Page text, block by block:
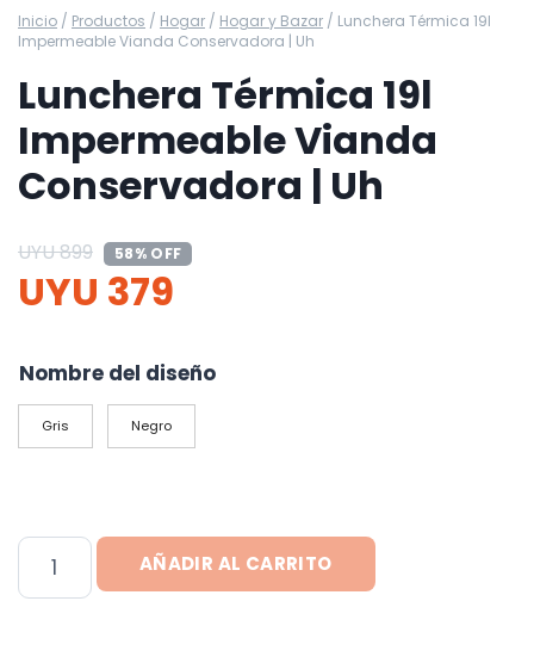
Inicio / Productos / Hogar / Hogar y Bazar / Lunchera Térmica 19l
Impermeable Vianda Conservadora | Uh
Lunchera Térmica 19l
Impermeable Vianda
Conservadora | Uh
UYU899 58% OFF
UYU 379
Nombre del diseño
Gris Negro
Lunchera
Térmica
AÑADIR AL CARRITO